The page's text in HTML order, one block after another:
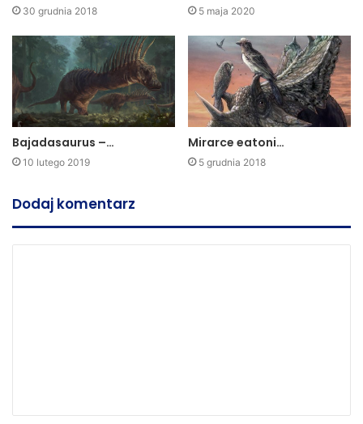
30 grudnia 2018 5 maja 2020
Bajadasaurus –…
10 lutego 2019
Mirarce eatoni…
5 grudnia 2018
Dodaj komentarz